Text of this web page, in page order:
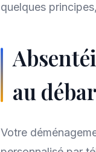
quelques
au
Votre